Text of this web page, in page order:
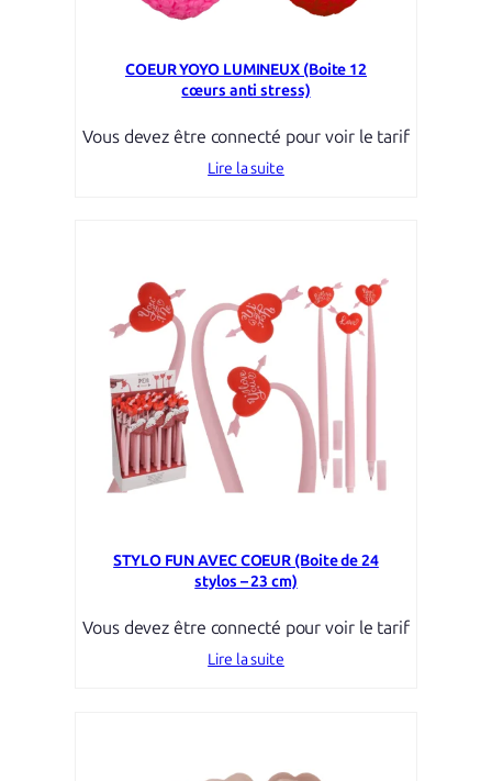
COEUR YOYO LUMINEUX (Boite 12
cœurs anti stress)
Vous devez être connecté pour voir le tarif
Lire la suite
STYLO FUN AVEC COEUR (Boite de 24
stylos – 23 cm)
Vous devez être connecté pour voir le tarif
Lire la suite